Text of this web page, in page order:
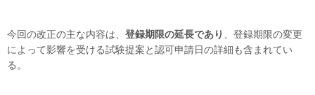
今回の改正の主な内容は、 登録期限の延長であり
、登録期限の変更
によって影響を受ける試験提案と認可申請日の詳細も含まれてい
る。